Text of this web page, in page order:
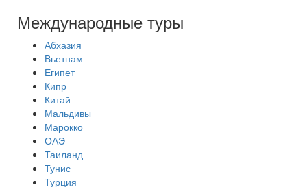
Международные туры
Абхазия
Вьетнам
Египет
Кипр
Китай
Мальдивы
Марокко
ОАЭ
Таиланд
Тунис
Турция